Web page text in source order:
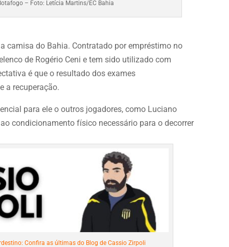
– Foto: Letícia Martins/EC Bahia
camisa do Bahia. Contratado por empréstimo no
de Rogério Ceni e tem sido utilizado com
é que o resultado dos exames
a recuperação.
para ele o outros jogadores, como Luciano
condicionamento físico necessário para o decorrer
Confira as últimas do Blog de Cassio Zirpoli